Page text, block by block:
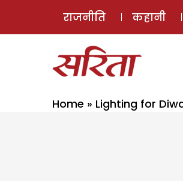
राजनीति कहानी
Home » Lighting for